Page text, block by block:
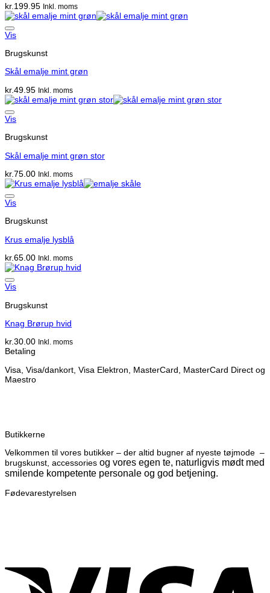
kr. 199.95 Inkl. moms
Vis
Brugskunst
Skål emalje mint grøn
kr.49.95 Inkl. moms
Vis
Brugskunst
Skål emalje mint grøn stor
kr.75.00 Inkl. moms
Vis
Brugskunst
Krus emalje lysblå
kr.65.00 Inkl. moms
Vis
Brugskunst
Knag Brørup hvid
kr.30.00 Inkl. moms
Betaling
Visa, Visa/dankort, Visa Elektron, MasterCard, MasterCard Direct og
Maestro
Butikkerne
Velkommen til vores butikker – der altid bugner af nyeste tøjmode –
brugskunst, accessories og vores egen te, naturligvis mødt med
smilende kompetente personale og god betjening.
Fødevarestyrelsen